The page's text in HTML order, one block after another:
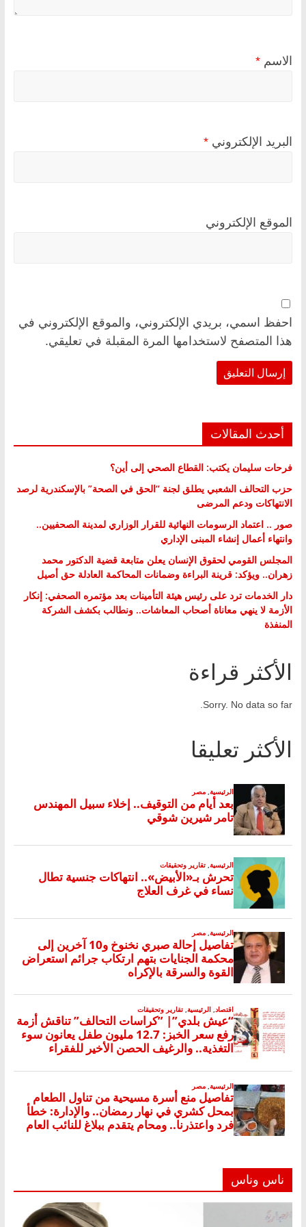
الاسم *
البريد الإلكتروني *
الموقع الإلكتروني
احفظ اسمي، بريدي الإلكتروني، والموقع الإلكتروني في
هذا المتصفح لاستخدامها المرة المقبلة في تعليقي.
أحدث المقالات
فرحات سليمان يكتب: القطاع الصحي إلى أين؟
حزب التحالف الشعبي يطلق لجنة “الحق في الصحة” بالإسكندرية لرصد
الانتهاكات ودعم المرضى
صور .. اعتماد الرسومات النهائية للقرار الوزاري لمدينة الصحفيين..
وانتهاء أعمال إنشاء المبنى الإداري
المجلس القومي لحقوق الإنسان يعلن متابعة قضية الدكتور محمد
زهران.. ويؤكد: قرينة البراءة وضمانات المحاكمة العادلة حق أصيل
دار الخدمات ترد على رئيس هيئة التأمينات بعد مؤتمره الصحفي: إنكار
الأزمة لا ينهي معاناة أصحاب المعاشات.. ونطالب بكشف الشركة
المنفذة
الأكثر قراءة
Sorry. No data so far.
الأكثر تعليقا
ناس وناس